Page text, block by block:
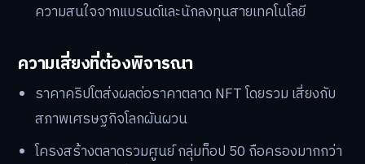
ความสนใจจากแบรนด์และนักลงทุนสายเทคโนโลยี
ความเสี่ยงที่ต้องพิจารณา
ราคาคริปโตส่งผลต่อราคาตลาด NFT โดยรวม เสี่ยงกับ
สภาพเศรษฐกิจโลกผันผวน
โครงสร้างตลาดรวมศูนย์ กลุ่มท็อป 50 ถือครองมากกว่า